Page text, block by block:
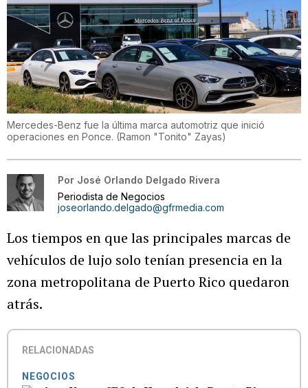
Mercedes-Benz fue la última marca automotriz que inició
operaciones en Ponce. (Ramon "Tonito" Zayas)
Por José Orlando Delgado Rivera
Periodista de Negocios
joseorlando.delgado@gfrmedia.com
Los tiempos en que las principales marcas de
vehículos de lujo solo tenían presencia en la
zona metropolitana de Puerto Rico quedaron
atrás.
RELACIONADAS
NEGOCIOS